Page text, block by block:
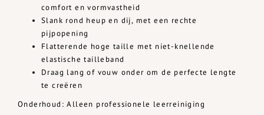
comfort en vormvastheid
Slank rond heup en dij, met een rechte
pijpopening
Flatterende hoge taille met niet-knellende
elastische tailleband
Draag lang of vouw onder om de perfecte lengte
te creëren
Onderhoud: Alleen professionele leerreiniging